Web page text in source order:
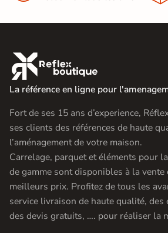

La référence en ligne pour
Fort de ses 15 ans d’experience,
ses clients des références de haute
l’aménagement de votre maison.
Carrelage, parquet et éléments pour
de gamme sont disponibles à la vente
meilleurs prix. Profitez de tous les
service livraison de haute qualité,
des devis gratuits, …. pour réaliser la